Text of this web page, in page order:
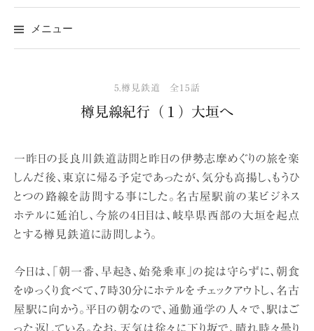
ッ
プ メニュー
5.樽見鉄道 全15話
樽見線紀行（１）大垣へ
一昨日の長良川鉄道訪問と昨日の伊勢志摩めぐりの旅を楽
しんだ後、東京に帰る予定であったが、気分も高揚し、もうひ
とつの路線を訪問する事にした。名古屋駅前の某ビジネス
ホテルに延泊し、今旅の4日目は、岐阜県西部の大垣を起点
とする樽見鉄道に訪問しよう。
今日は、「朝一番、早起き、始発乗車」の掟は守らずに、朝食
をゆっくり食べて、7時30分にホテルをチェックアウトし、名古
屋駅に向かう。平日の朝なので、通勤通学の人々で、駅はご
った返している。なお、天気は徐々に下り坂で、晴れ時々曇り